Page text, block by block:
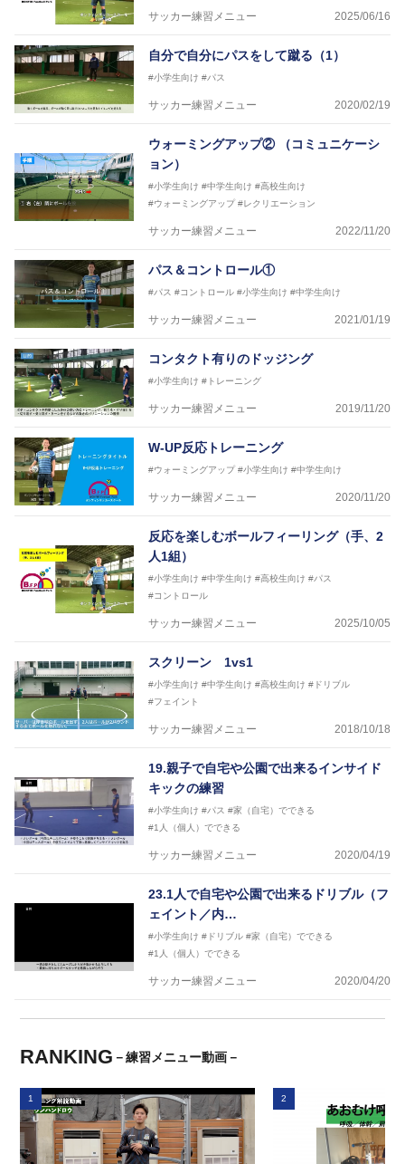
※全コーチボンフィンサッカースクール所属
サッカー練習メニュー 2025/06/16
自分で自分にパスをして蹴る（1）
#小学生向け #パス
サッカー練習メニュー 2020/02/19
ウォーミングアップ② （コミュニケーシ
ョン）
#小学生向け #中学生向け #高校生向け
#ウォーミングアップ #レクリエーション
サッカー練習メニュー 2022/11/20
パス＆コントロール①
#パス #コントロール #小学生向け #中学生向け
サッカー練習メニュー 2021/01/19
コンタクト有りのドッジング
#小学生向け #トレーニング
サッカー練習メニュー 2019/11/20
W-UP反応トレーニング
#ウォーミングアップ #小学生向け #中学生向け
サッカー練習メニュー 2020/11/20
反応を楽しむボールフィーリング（手、2
人1組）
#小学生向け #中学生向け #高校生向け #パス
#コントロール
サッカー練習メニュー 2025/10/05
スクリーン 1vs1
#小学生向け #中学生向け #高校生向け #ドリブル
#フェイント
サッカー練習メニュー 2018/10/18
19.親子で自宅や公園で出来るインサイド
キックの練習
#小学生向け #パス #家（自宅）でできる
#1人（個人）でできる
サッカー練習メニュー 2020/04/19
23.1人で自宅や公園で出来るドリブル（フ
ェイント／内…
#小学生向け #ドリブル #家（自宅）でできる
#1人（個人）でできる
サッカー練習メニュー 2020/04/20
RANKING －練習メニュー動画－
1 2